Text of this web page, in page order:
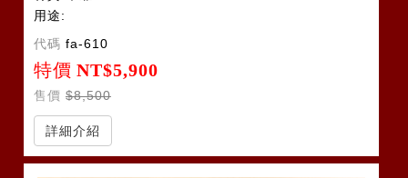
用途:
代碼 fa-610
特價 NT$5,900
售價 $8,500
詳細介紹